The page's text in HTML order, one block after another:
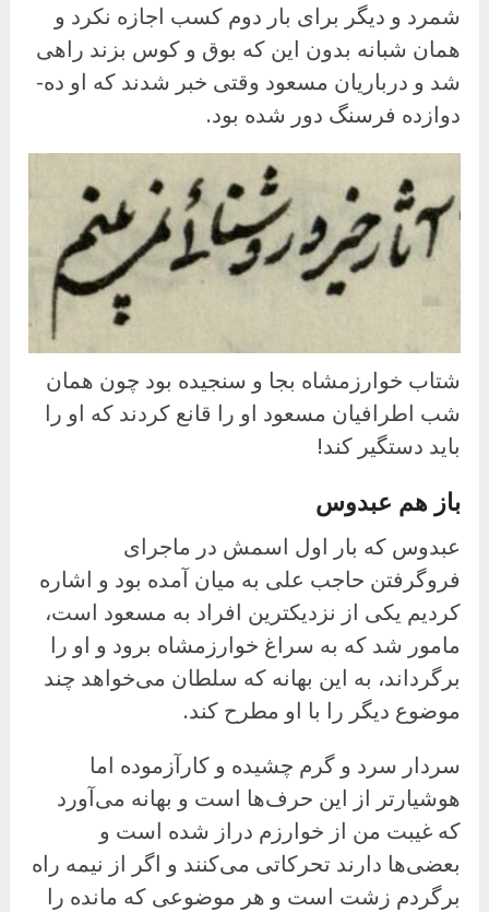
شمرد و دیگر برای بار دوم کسب اجازه نکرد و
همان شبانه بدون این که بوق و کوس بزند راهی
شد و درباریان مسعود وقتی خبر شدند که او ده-
دوازده فرسنگ دور شده بود.
شتاب خوارزمشاه بجا و سنجیده بود چون همان
شب اطرافیان مسعود او را قانع کردند که او را
باید دستگیر کند!
باز هم عبدوس
عبدوس که بار اول اسمش در ماجرای
فروگرفتن حاجب علی به میان آمده بود و اشاره
کردیم یکی از نزدیکترین افراد به مسعود است،
مامور شد که به سراغ خوارزمشاه برود و او را
برگرداند، به این بهانه که سلطان می‌خواهد چند
موضوع دیگر را با او مطرح کند.
سردار سرد و گرم چشیده و کارآزموده اما
هوشیارتر از این حرف‌ها است و بهانه می‌آورد
که غیبت من از خوارزم دراز شده است و
بعضی‌ها دارند تحرکاتی می‌کنند و اگر از نیمه راه
برگردم زشت است و هر موضوعی که مانده را